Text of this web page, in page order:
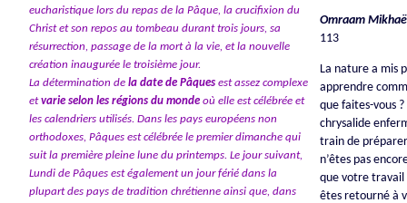
eucharistique lors du repas de la Pâque, la crucifixion du
Christ et son repos au tombeau durant trois jours, sa
résurrection, passage de la mort à la vie, et la nouvelle
création inaugurée le troisième jour.
La détermination dela date de Pâquesest assez complexe
etvarie selon les régions du mondeoù elle est célébrée et
les calendriers utilisés. Dans les pays européens non
orthodoxes, Pâques est célébrée le premier dimanche qui
suit la première pleine lune du printemps. Le jour suivant,
Lundi de Pâques est également un jour férié dans la
plupart des pays de tradition chrétienne ainsi que, dans
Omraam
113
La nature a mis
apprendre
que faites-vous
chrysalide
train de
n’êtes pas
que votre travail
êtes retourné à